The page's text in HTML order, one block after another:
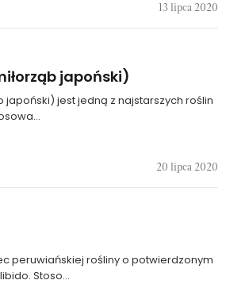
13 lipca 2020
japoński)
japoński) jest jedną z najstarszych roślin
20 lipca 2020
peruwiańskiej rośliny o potwierdzonym
Stoso...